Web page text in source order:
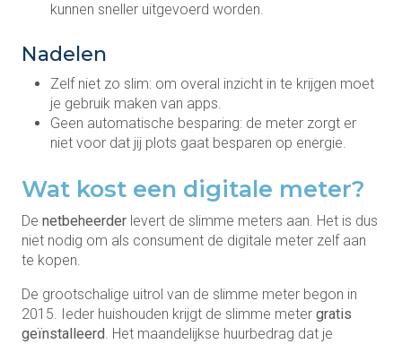
kunnen sneller uitgevoerd worden.
Nadelen
Zelf niet zo slim: om overal inzicht in te krijgen moet
je gebruik maken van apps.
Geen automatische besparing: de meter zorgt er
niet voor dat jij plots gaat besparen op energie.
Wat kost een digitale meter?
De netbeheerder levert de slimme meters aan. Het is dus
niet nodig om als consument de digitale meter zelf aan
te kopen.
De grootschalige uitrol van de slimme meter begon in
2015. Ieder huishouden krijgt de slimme meter gratis
geïnstalleerd. Het maandelijkse huurbedrag dat je